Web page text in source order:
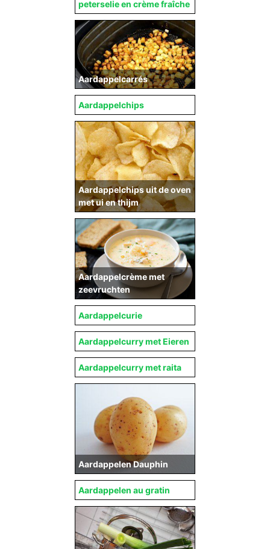
peterselie en crème fraîche
Aardappelcarrés
Aardappelchips
Aardappelchips uit de oven
met ui en thijm
Aardappelcrème met
zeevruchten
Aardappelcurie
Aardappelcurry met Eieren
Aardappelcurry met raita
Aardappelen au gratin
Aardappelen Dauphin